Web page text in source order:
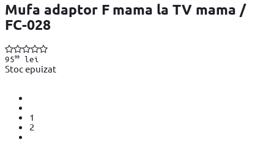
Mufa adaptor F mama la TV mama /
FC-028
9599lei
Stoc epuizat
1
2